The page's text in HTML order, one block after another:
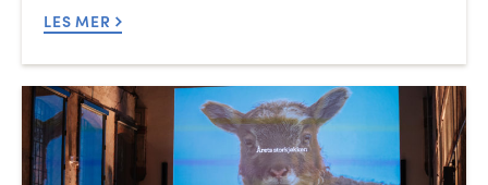
LES MER